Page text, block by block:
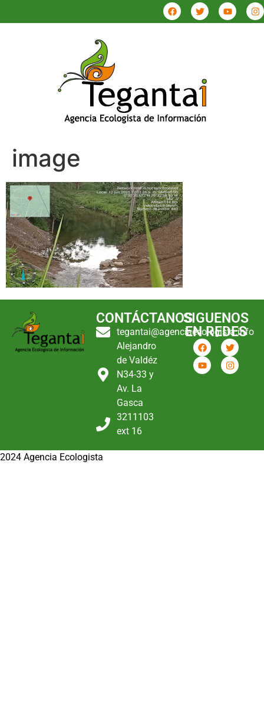
image
CONTÁCTANOS
tegantai@agenciaecologista.info
Alejandro
de Valdéz
N34-33 y
Av. La
Gasca
3211103
ext 16
SIGUENOS
EN REDES
2024 Agencia Ecologista